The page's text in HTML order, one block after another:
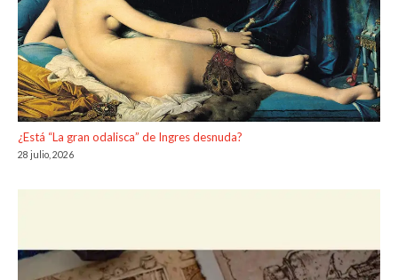
¿Está “La gran odalisca” de Ingres desnuda?
28 julio, 2026